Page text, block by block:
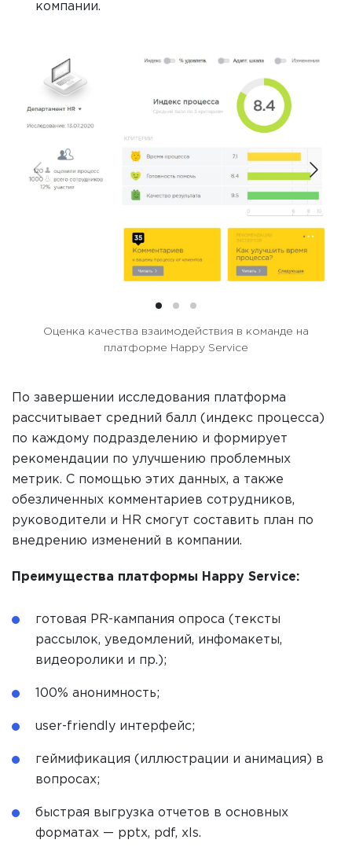
компании.
Оценка качества взаимодействия в команде на
платформе Happy Service
По завершении исследования платформа
рассчитывает средний балл (индекс процесса)
по каждому подразделению и формирует
рекомендации по улучшению проблемных
метрик. С помощью этих данных, а также
обезличенных комментариев сотрудников,
руководители и HR смогут составить план по
внедрению изменений в компании.
Преимущества платформы Happy Service:
готовая PR-кампания опроса (тексты
рассылок, уведомлений, инфомакеты,
видеоролики и пр.);
100% анонимность;
user-friendly интерфейс;
геймификация (иллюстрации и анимация) в
вопросах;
быстрая выгрузка отчетов в основных
форматах — pptx, pdf, xls.